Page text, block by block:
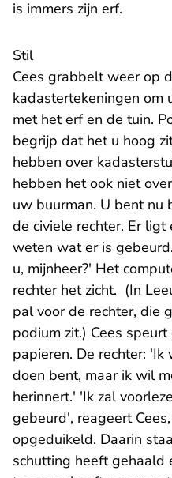
is immers zijn erf.
Stil
Cees grabbelt weer op
kadastertekeningen om
met het erf en de tuin.
begrijp dat het u hoog
hebben over
hebben het ook niet
uw buurman. U bent nu
de civiele rechter. Er
weten wat er is
u, mijnheer?' Het
rechter het zicht. (In
pal voor de rechter, die
podium zit.) Cees
papieren. De rechter:
doen bent, maar ik wil
herinnert.' 'Ik zal
gebeurd', reageert
opgeduikeld. Daarin
schutting heeft gehaald